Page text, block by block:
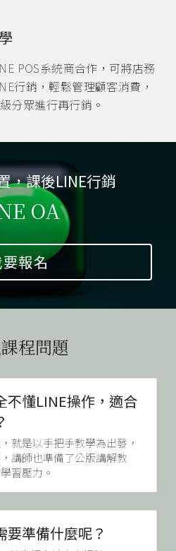
POS系統商合作，可將店務
行銷，輕鬆管理顧客消費，
分眾進行再行銷。
，課後LINE行銷
OA
報名
程問題
不懂LINE操作，適合
就是以手把手教學為出發，
講師也準備了公版講解教
習壓力。
要準備什麼呢？